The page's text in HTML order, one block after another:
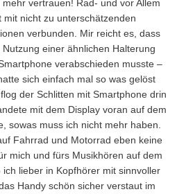
vertrauen! Rad- und vor Allem
mit nicht zu unterschätzenden
verbunden. Mir reicht es, dass
einer ähnlichen Halterung
verabschieden musste –
sich einfach mal so was gelöst
der Schlitten mit Smartphone drin
mit dem Display voran auf dem
sowas muss ich nicht mehr haben.
Fahrrad und Motorrad eben keine
mich und fürs Musikhören auf dem
lieber in Kopfhörer mit sinnvoller
Handy schön sicher verstaut im